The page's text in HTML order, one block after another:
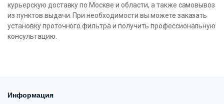
курьерскую доставку по Москве и области, а также самовывоз
из пунктов выдачи. При необходимости вы можете заказать
установку проточного фильтра и получить профессиональную
консультацию.
Информация